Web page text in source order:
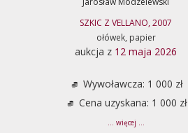
SZKIC Z VELLANO, 2007
ołówek, papier
aukcja z 12 maja 2026
Wywoławcza: 1 000 zł
Cena uzyskana: 1 000 zł
... więcej ...